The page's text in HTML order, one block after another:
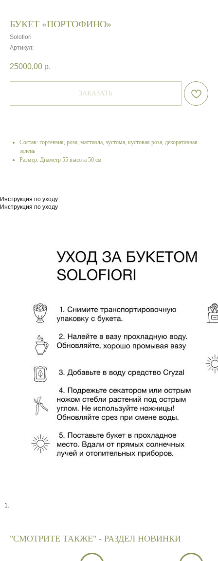
БУКЕТ «ПОРТОФИНО»
Solofiori
Артикул:
25000,00 р.
ЗАКАЗАТЬ
Состав: гортензия, роза, маттиола, эустома, кустовая роза, декоративная
зелень
Размер: Диаметр 55 высота 50 см
Инструкция по уходу
Инструкция по уходу
"СМОТРИТЕ ТАКЖЕ" - РАЗДЕЛ НОВИНКИ